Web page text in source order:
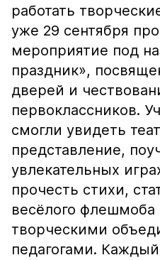
работать
уже 29 сентября
мероприятие под
праздник»,
дверей и
первоклассников.
смогли увидеть
представление,
увлекательных
прочесть стихи,
весёлого флешмоба
творческими
педагогами.